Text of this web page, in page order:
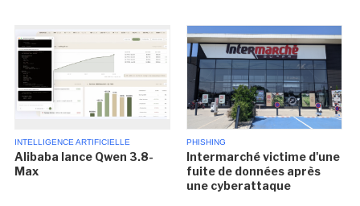
INTELLIGENCE ARTIFICIELLE
Alibaba lance Qwen 3.8-
Max
PHISHING
Intermarché victime d'une
fuite de données après
une cyberattaque